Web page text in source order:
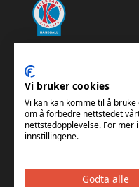
Kontakt oss
Vi bruker cookies
Vi kan kan komme til å
om å forbedre nettstedet
nettstedopplevelse. For mer
innstillingene.
Godta alle